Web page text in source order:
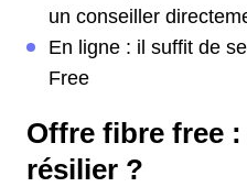
un conseiller
En ligne : il suffit de
Free
Offre fibre free
résilier ?